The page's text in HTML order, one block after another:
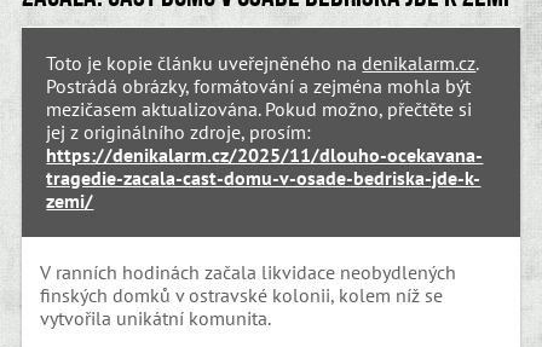
Toto je kopie článku uveřejněného nadenikalarm.cz.
Postrádá obrázky, formátování a zejména mohla být
mezičasem aktualizována. Pokud možno, přečtěte si
jej z originálního zdroje, prosím:
https://denikalarm.cz/2025/11/dlouho-ocekavana-
tragedie-zacala-cast-domu-v-osade-bedriska-jde-k-
zemi/
V ranních hodinách začala likvidace neobydlených
finských domků v ostravské kolonii, kolem níž se
vytvořila unikátní komunita.